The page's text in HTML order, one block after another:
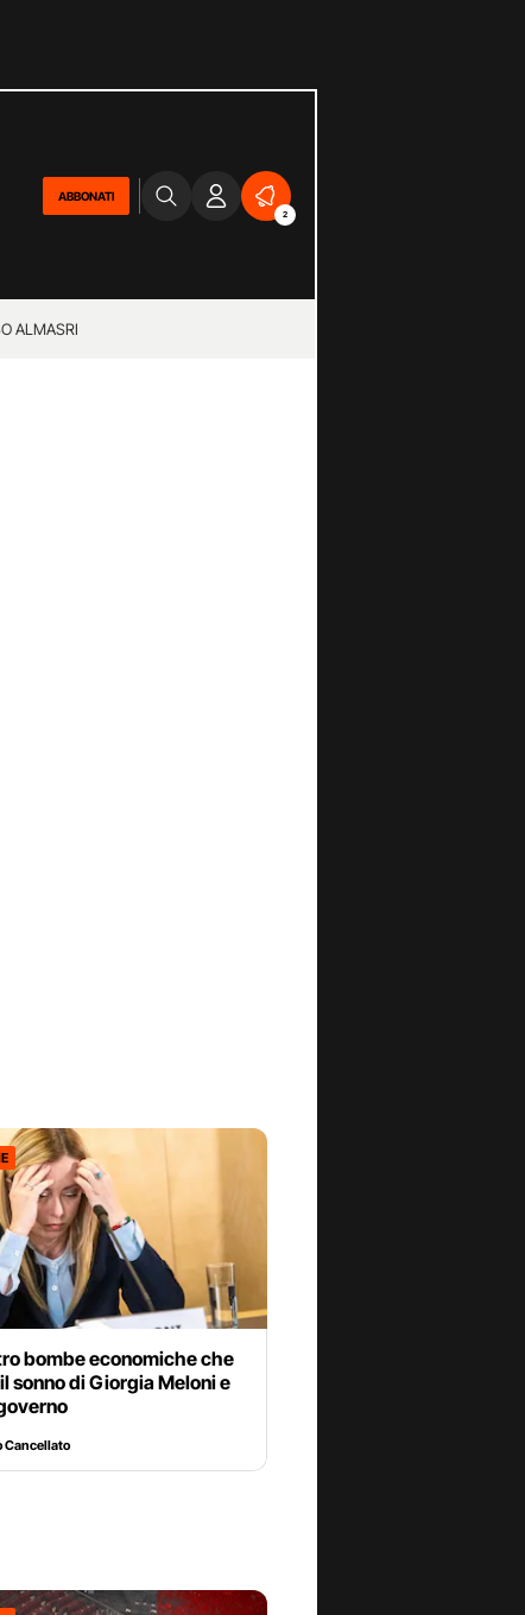
ABBONATI
2
ALMASRI
bombe economiche che
sonno di Giorgia Meloni e
Cancellato